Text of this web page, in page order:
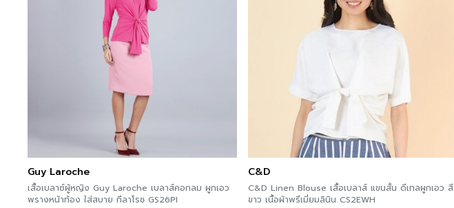
Guy Laroche
เสื้อเบลาซ์ผู้หญิง Guy Laroche เบลาส์คอกลม ผูกเอว
พรางหน้าท้อง ใส่สบาย กีลาโรช GS26PI
C&D
C&D Linen Blouse เสื้อเบลาส์ แขนสั้น ดีเทลผูกเอว สี
ขาว เนื้อผ้าพรีเมี่ยมลินิน CS2EWH